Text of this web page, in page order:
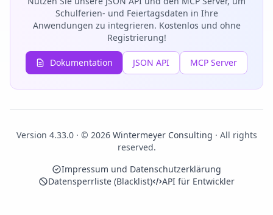
Schulferien- und Feiertagsdaten in Ihre
Anwendungen zu integrieren. Kostenlos und ohne
Registrierung!
Dokumentation JSON API MCP Server
Version 4.33.0 · © 2026 Wintermeyer Consulting · All rights
reserved.
Impressum und Datenschutzerklärung
Datensperrliste (Blacklist)
API für Entwickler